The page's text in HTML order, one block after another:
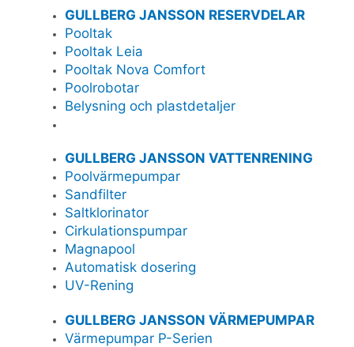
GULLBERG JANSSON RESERVDELAR
Pooltak
Pooltak Leia
Pooltak Nova Comfort
Poolrobotar
Belysning och plastdetaljer
GULLBERG JANSSON VATTENRENING
Poolvärmepumpar
Sandfilter
Saltklorinator
Cirkulationspumpar
Magnapool
Automatisk dosering
UV-Rening
GULLBERG JANSSON VÄRMEPUMPAR
Värmepumpar P-Serien